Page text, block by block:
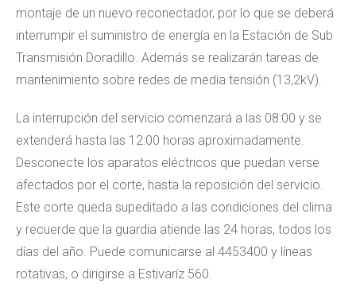
montaje de un nuevo reconectador, por lo que se deberá
interrumpir el suministro de energía en la Estación de Sub
Transmisión Doradillo. Además se realizarán tareas de
mantenimiento sobre redes de media tensión (13,2kV).
La interrupción del servicio comenzará a las 08:00 y se
extenderá hasta las 12:00 horas aproximadamente.
Desconecte los aparatos eléctricos que puedan verse
afectados por el corte, hasta la reposición del servicio.
Este corte queda supeditado a las condiciones del clima
y recuerde que la guardia atiende las 24 horas, todos los
días del año. Puede comunicarse al 4453400 y líneas
rotativas, o dirigirse a Estivaríz 560.